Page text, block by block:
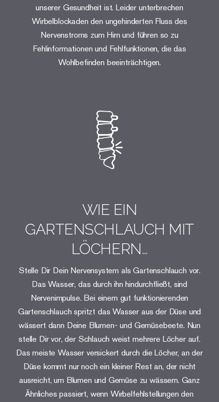
unserer Gesundheit ist. Leider unterbrechen
Wirbelblockaden den ungehinderten Fluss des
Nervenstroms zum Hirn und führen so zu
Fehlinformationen und Fehlfunktionen, die das
Wohlbefinden beeinträchtigen.
WIE EIN
GARTENSCHLAUCH MIT
LÖCHERN…
Stelle Dir Dein Nervensystem als Gartenschlauch vor.
Das Wasser, das durch ihn hindurchfließt, sind
Nervenimpulse. Bei einem gut funktionierenden
Gartenschlauch spritzt das Wasser aus der Düse und
wässert dann Deine Blumen- und Gemüsebeete. Nun
stelle Dir vor, der Schlauch weist mehrere Löcher auf.
Das meiste Wasser versickert durch die Löcher, an der
Düse kommt nur noch ein kleiner Rest an, der nicht
ausreicht, um Blumen und Gemüse zu wässern. Ganz
Ähnliches passiert, wenn Wirbelfehlstellungen den